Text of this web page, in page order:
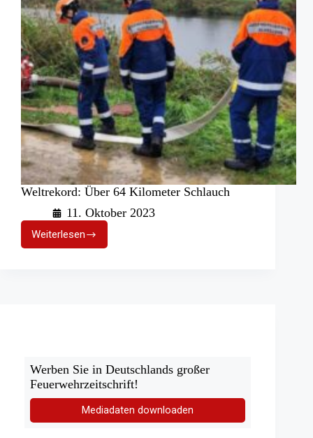
Weltrekord: Über 64 Kilometer Schlauch
11. Oktober 2023
WeiterlesenWeltrekord:
Über
Werben Sie in Deutschlands großer
Feuerwehrzeitschrift!
Mediadaten downloaden